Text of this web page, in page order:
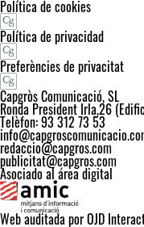
Política de cookies
Política de privacidad
Preferències de privacitat
Capgròs Comunicació, SL
Ronda President Irla,26
Telèfon: 93 312 73 53
redaccio@capgros.com
publicitat@capgros.com
Asociado al área digital
Web auditada por OJD